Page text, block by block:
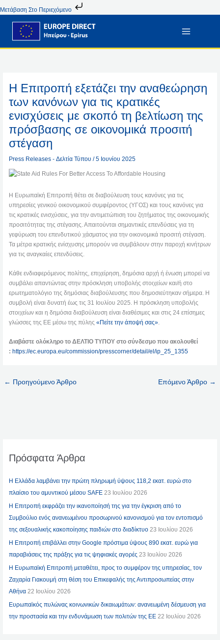
Μετάβαση Στο Περιεχόμενο
Στο
Περιεχόμενο
Η Επιτροπή εξετάζει την αναθεώρηση
των κανόνων για τις κρατικές
ενισχύσεις με σκοπό τη βελτίωση της
πρόσβασης σε οικονομικά προσιτή
στέγαση
Press Releases - Δελτία Τύπου /5 Ιουνίου 2025
Η Ευρωπαϊκή Επιτροπή θέτει σε διαβούλευση τους κανόνες για τις
υπηρεσίες γενικού οικονομικού συμφέροντος (ΥΓΟΣ) και τους κανόνες για
τις κρατικές ενισχύσεις, για την αντιμετώπιση του ζητήματος της οικονομικής
προσιτότητας της στέγασης. Απαιτούνται σημαντικές επενδύσεις για τη
γεφύρωση του επενδυτικού χάσματος για την οικονομικά προσιτή στέγαση.
Τα μέτρα κρατικής ενίσχυσης μπορούν να συμβάλουν στην παροχή κινήτρων
για τις αναγκαίες επενδύσεις.
Κάθε ενδιαφερόμενος πολίτης, επιχείρηση, δημόσια αρχή ή ένωση μπορεί να
συμβάλει απαντώντας στην πρόσκληση υποβολής στοιχείων και/ή στο
ερωτηματολόγιο της δημόσιας διαβούλευσης που δημοσιεύτηκαν σήμερα. Η
συμβολή είναι δυνατή έως τις 31 Ιουλίου 2025. Η πρόσκληση υποβολής
στοιχείων και η δημόσια διαβούλευση είναι διαθέσιμες και στις 24 επίσημες
γλώσσες της ΕΕ μέσω της πύλης«Πείτε την άποψή σας».
Διαβάστε ολόκληρο το ΔΕΛΤΙΟ ΤΥΠΟΥ στο σύνδεσμο που ακολουθεί
: https://ec.europa.eu/commission/presscorner/detail/el/ip_25_1355
← Προηγούμενο Άρθρο Επόμενο Άρθρο →
Πρόσφατα Άρθρα
Η Ελλάδα λαμβάνει την πρώτη πληρωμή ύψους 118,2 εκατ. ευρώ στο
πλαίσιο του αμυντικού μέσου SAFE 23 Ιουλίου 2026
Η Επιτροπή εκφράζει την ικανοποίησή της για την έγκριση από το
Συμβούλιο ενός ανανεωμένου προσωρινού κανονισμού για τον εντοπισμό
της σεξουαλικής κακοποίησης παιδιών στο διαδίκτυο 23 Ιουλίου 2026
Η Επιτροπή επιβάλλει στην Google πρόστιμα ύψους 890 εκατ. ευρώ για
παραβιάσεις της πράξης για τις ψηφιακές αγορές 23 Ιουλίου 2026
Η Ευρωπαϊκή Επιτροπή μεταθέτει, προς το συμφέρον της υπηρεσίας, τον
Ζαχαρία Γιακουμή στη θέση του Επικεφαλής της Αντιπροσωπείας στην
Αθήνα 22 Ιουλίου 2026
Ευρωπαϊκός πυλώνας κοινωνικών δικαιωμάτων: ανανεωμένη δέσμευση για
την προστασία και την ενδυνάμωση των πολιτών της ΕΕ 22 Ιουλίου 2026